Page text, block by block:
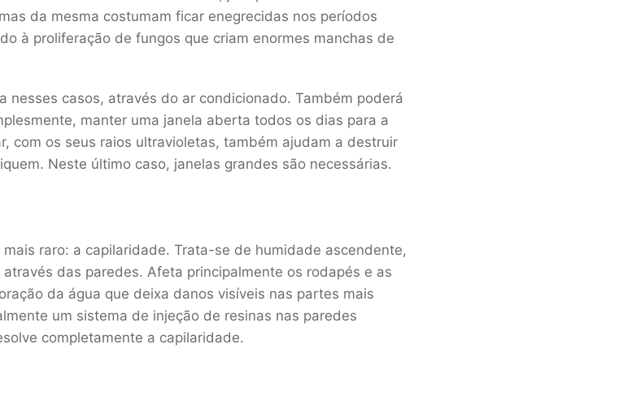
da mesma costumam ficar enegrecidas nos períodos
à proliferação de fungos que criam enormes manchas de
nesses casos, através do ar condicionado. Também poderá
manter uma janela aberta todos os dias para a
com os seus raios ultravioletas, também ajudam a destruir
Neste último caso, janelas grandes são necessárias.
raro: a capilaridade. Trata-se de humidade ascendente,
das paredes. Afeta principalmente os rodapés e as
da água que deixa danos visíveis nas partes mais
um sistema de injeção de resinas nas paredes
completamente a capilaridade.